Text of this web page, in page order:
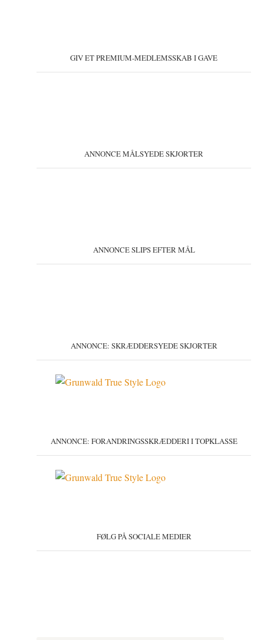
GIV ET PREMIUM-MEDLEMSSKAB I GAVE
ANNONCE MÅLSYEDE SKJORTER
ANNONCE SLIPS EFTER MÅL
ANNONCE: SKRÆDDERSYEDE SKJORTER
ANNONCE: FORANDRINGSSKRÆDDERI I TOPKLASSE
FØLG PÅ SOCIALE MEDIER